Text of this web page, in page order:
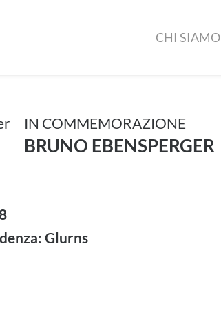
CHI SIAMO
IN COMMEMORAZIONE
BRUNO EBENSPERGER
Glurns